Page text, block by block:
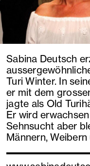
Sabina Deutsch
Turi Winter. In
er mit dem
jagte als Old
Er wird
Sehnsucht aber
Männern,